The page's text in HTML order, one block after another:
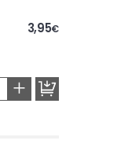
3,95€
+